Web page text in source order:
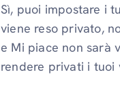
Sì, puoi impostare i
viene reso privato,
e Mi piace non sarà
rendere privati ​​i tuoi